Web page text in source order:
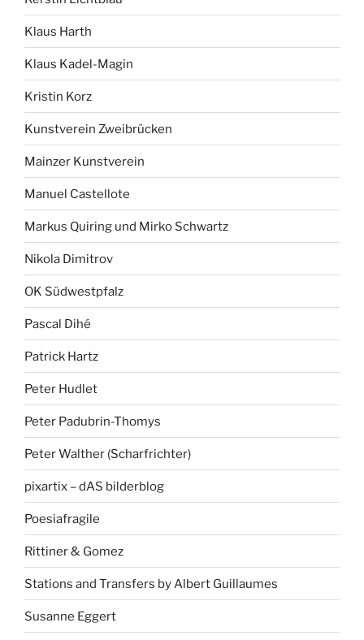
Klaus Harth
Klaus Kadel-Magin
Kristin Korz
Kunstverein Zweibrücken
Mainzer Kunstverein
Manuel Castellote
Markus Quiring und Mirko Schwartz
Nikola Dimitrov
OK Südwestpfalz
Pascal Dihé
Patrick Hartz
Peter Hudlet
Peter Padubrin-Thomys
Peter Walther (Scharfrichter)
pixartix – dAS bilderblog
Poesiafragile
Rittiner & Gomez
Stations and Transfers by Albert Guillaumes
Susanne Eggert